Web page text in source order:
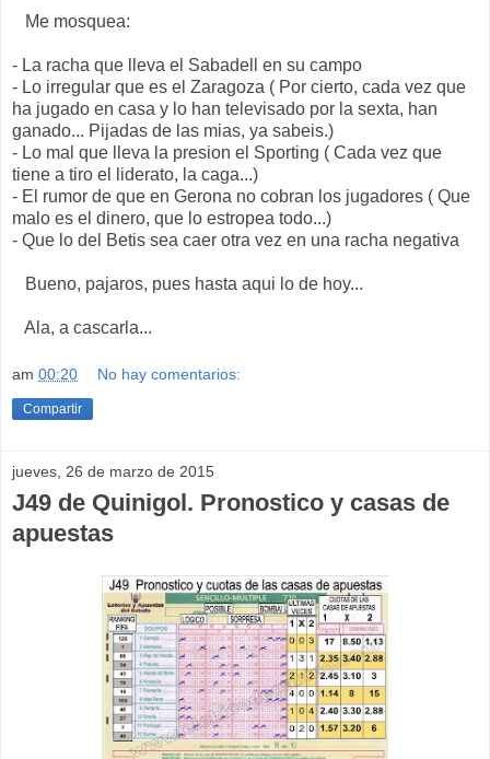
Me mosquea:
- La racha que lleva el Sabadell en su campo
- Lo irregular que es el Zaragoza ( Por cierto, cada vez que
ha jugado en casa y lo han televisado por la sexta, han
ganado... Pijadas de las mias, ya sabeis.)
- Lo mal que lleva la presion el Sporting ( Cada vez que
tiene a tiro el liderato, la caga...)
- El rumor de que en Gerona no cobran los jugadores ( Que
malo es el dinero, que lo estropea todo...)
- Que lo del Betis sea caer otra vez en una racha negativa
Bueno, pajaros, pues hasta aqui lo de hoy...
Ala, a cascarla...
am 00:20 No hay comentarios:
Compartir
jueves, 26 de marzo de 2015
J49 de Quinigol. Pronostico y casas de
apuestas